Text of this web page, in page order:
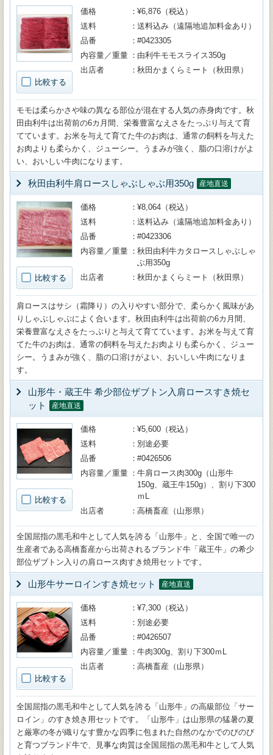
比較する
価格
¥6,876（税込）
送料
送料込み（遠隔地追加料金あり）
品番
#0423305
内容量／重量
由利牛モモスライス350g
出店者
秋田かまくらミート（秋田県）
モモは柔らかさや味の異なる部位が混在する人気の赤身肉です。秋
田由利牛は出荷前の6カ月間、栄養豊富なえさをたっぷり与えて育
てています。お米を与えて育てた牛のお肉は、通常の飼料を与えた
お肉よりも柔らかく、ジューシー。うまみが強く、脂の口溶けがよ
い、おいしい牛肉になります。
秋田由利牛肩ロースしゃぶしゃぶ用350g 産地直送
比較する
価格
¥8,064（税込）
送料
送料込み（遠隔地追加料金あり）
品番
#0423306
内容量／重量
秋田由利牛カタロースしゃぶしゃ
ぶ用350g
出店者
秋田かまくらミート（秋田県）
肩ロースはサシ（霜降り）の入りやすい部分で、柔らかく風味があ
りしゃぶしゃぶによく合います。秋田由利牛は出荷前の6カ月間、
栄養豊富なえさをたっぷりと与えて育てています。お米を与えて育
てた牛のお肉は、通常の飼料を与えたお肉よりも柔らかく、ジュー
シー。うまみが強く、脂の口溶けがよい、おいしい牛肉になりま
す。
山形牛・蔵王牛 希少部位ザブトン入肩ロースすき焼セ
ット
産地直送
比較する
価格
¥5,600（税込）
送料
別途必要
品番
#0426506
内容量／重量
牛肩ロース肉300g（山形牛
150g、蔵王牛150g）、割り下300
ｍL
出店者
高橋畜産（山形県）
全国屈指の黒毛和牛として人気を誇る「山形牛」と、全国で唯一の
生産者である高橋畜産から出荷されるブランド牛「蔵王牛」の希少
部位ザブトン入りの肩ロース肉すき焼用セットです。
山形牛サーロインすき焼セット 産地直送
比較する
価格
¥7,300（税込）
送料
別途必要
品番
#0426507
内容量／重量
牛肉300g、割り下300ｍL
出店者
高橋畜産（山形県）
全国屈指の黒毛和牛として人気を誇る「山形牛」の高級部位「サー
ロイン」のすき焼き用セットです。「山形牛」は山形県の猛暑の夏
と厳寒の冬が織りなす豊かな四季に包まれた自然のなかでのびのび
と育つブランド牛で、見事な肉質は全国屈指の黒毛和牛として人気